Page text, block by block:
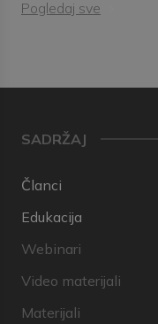
Pogledaj sve
SADRŽAJ
Članci
Edukacija
Webinari
Video materijali
Materijali